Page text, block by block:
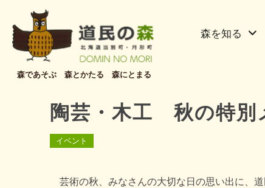
森であそぶ 森とかたる 森にとまる
森を知る
陶芸・木工 秋の特別
イベント
芸術の秋、みなさんの大切な日の思い出に、